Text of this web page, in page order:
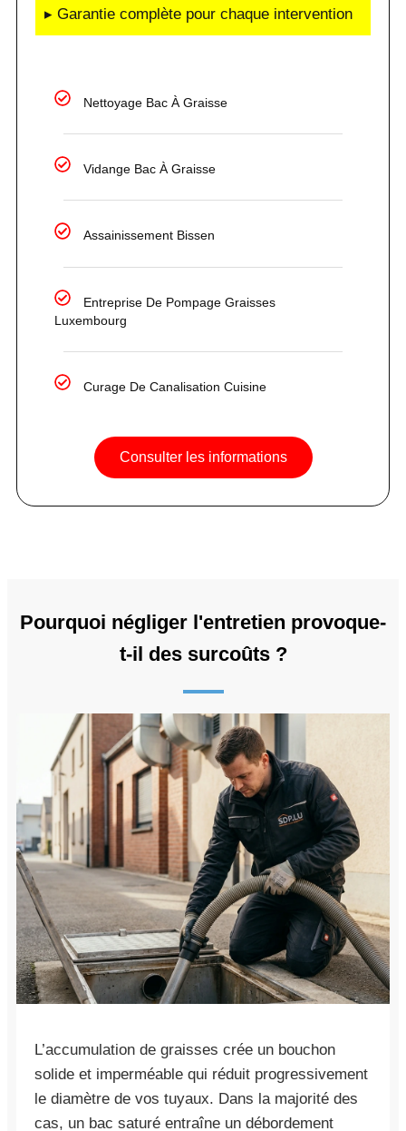
▸ Garantie complète pour chaque intervention
Nettoyage Bac À Graisse
Vidange Bac À Graisse
Assainissement Bissen
Entreprise De Pompage Graisses
Luxembourg
Curage De Canalisation Cuisine
Consulter les informations
Pourquoi négliger l'entretien provoque-
t-il des surcoûts ?
L’accumulation de graisses crée un bouchon
solide et imperméable qui réduit progressivement
le diamètre de vos tuyaux. Dans la majorité des
cas, un bac saturé entraîne un débordement